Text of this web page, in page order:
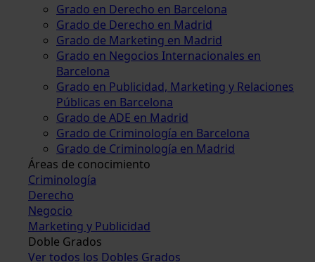
Grado en Derecho en Barcelona
Grado de Derecho en Madrid
Grado de Marketing en Madrid
Grado en Negocios Internacionales en
Barcelona
Grado en Publicidad, Marketing y Relaciones
Públicas en Barcelona
Grado de ADE en Madrid
Grado de Criminología en Barcelona
Grado de Criminología en Madrid
Áreas de conocimiento
Criminología
Derecho
Negocio
Marketing y Publicidad
Doble Grados
Ver todos los Dobles Grados